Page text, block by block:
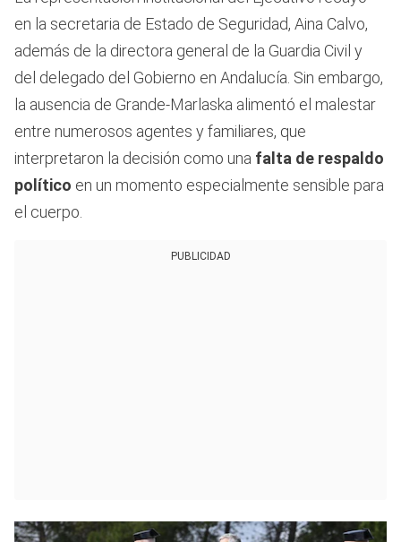
en la secretaria de Estado de Seguridad, Aina Calvo,
además de la directora general de la Guardia Civil y
del delegado del Gobierno en Andalucía. Sin embargo,
la ausencia de Grande-Marlaska alimentó el malestar
entre numerosos agentes y familiares, que
interpretaron la decisión como una falta de respaldo
político en un momento especialmente sensible para
el cuerpo.
PUBLICIDAD